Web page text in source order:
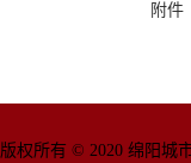
附件
版权所有 © 2020 绵阳城